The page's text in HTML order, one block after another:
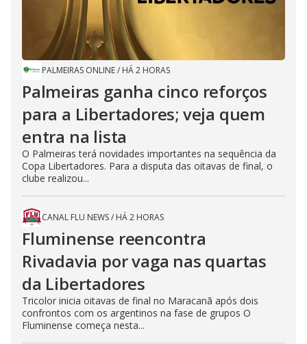
PALMEIRAS ONLINE/ HÁ 2 HORAS
Palmeiras ganha cinco reforços
para a Libertadores; veja quem
entra na lista
O Palmeiras terá novidades importantes na sequência da
Copa Libertadores. Para a disputa das oitavas de final, o
clube realizou...
CANAL FLU NEWS/ HÁ 2 HORAS
Fluminense reencontra
Rivadavia por vaga nas quartas
da Libertadores
Tricolor inicia oitavas de final no Maracanã após dois
confrontos com os argentinos na fase de grupos O
Fluminense começa nesta...